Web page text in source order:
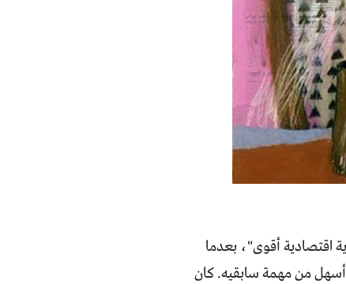
اقتصادية أقوى"، بعدما
أسهل من مهمة سابقيه. كان